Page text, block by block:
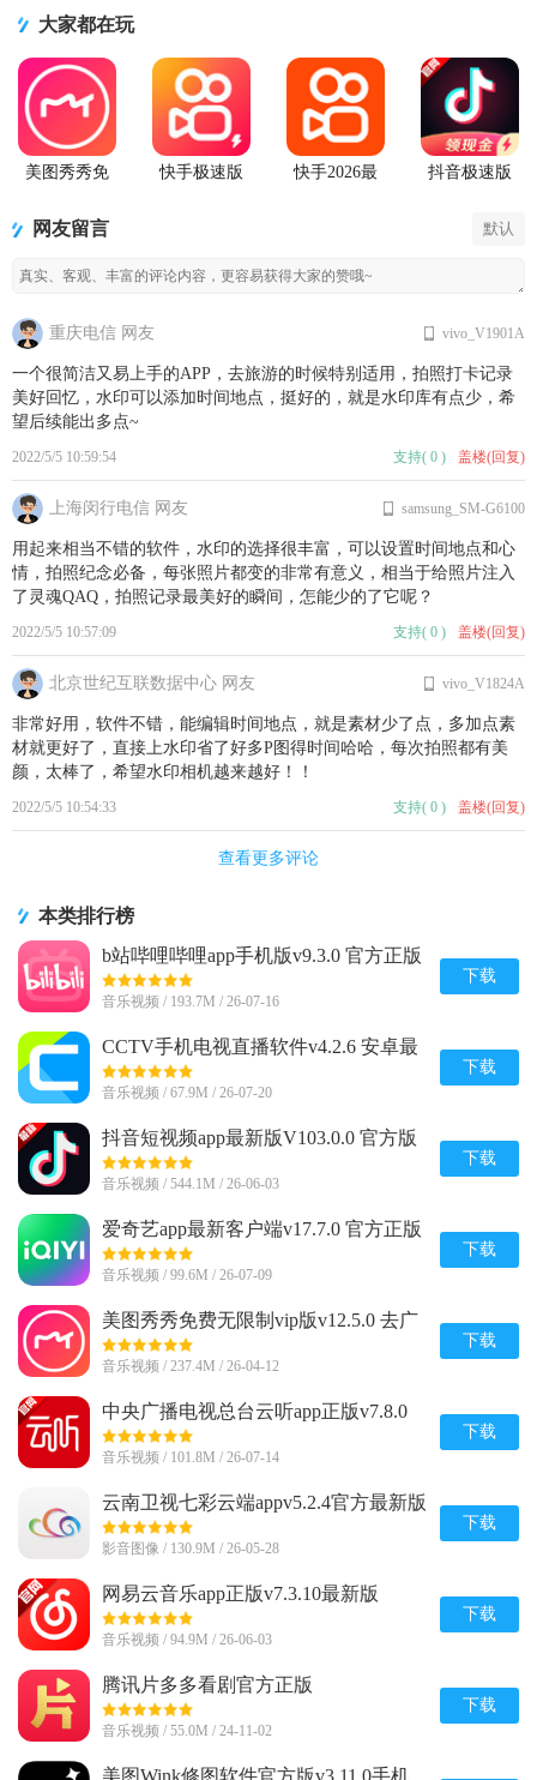
大家都在玩
美图秀秀免
快手极速版
快手2026最
抖音极速版
网友留言 默认
重庆电信 网友
2022/5/5 10:59:54
一个很简洁又易上手的APP，去旅游的时候特别适用，拍照打卡记录
美好回忆，水印可以添加时间地点，挺好的，就是水印库有点少，希
望后续能出多点~
vivo_V1901A
支持( 0 ) 盖楼(回复)
上海闵行电信 网友
2022/5/5 10:57:09
用起来相当不错的软件，水印的选择很丰富，可以设置时间地点和心
情，拍照纪念必备，每张照片都变的非常有意义，相当于给照片注入
了灵魂QAQ，拍照记录最美好的瞬间，怎能少的了它呢？
samsung_SM-G6100
支持( 0 ) 盖楼(回复)
北京世纪互联数据中心 网友
2022/5/5 10:54:33
非常好用，软件不错，能编辑时间地点，就是素材少了点，多加点素
材就更好了，直接上水印省了好多P图得时间哈哈，每次拍照都有美
颜，太棒了，希望水印相机越来越好！！
vivo_V1824A
支持( 0 ) 盖楼(回复)
查看更多评论
本类排行榜
b站哔哩哔哩app手机版v9.3.0 官方正版
音乐视频 / 193.7M / 26-07-16
下载
CCTV手机电视直播软件v4.2.6 安卓最
新版
音乐视频 / 67.9M / 26-07-20
下载
抖音短视频app最新版V103.0.0 官方版
音乐视频 / 544.1M / 26-06-03
下载
爱奇艺app最新客户端v17.7.0 官方正版
音乐视频 / 99.6M / 26-07-09
下载
美图秀秀免费无限制vip版v12.5.0 去广
告会员版
音乐视频 / 237.4M / 26-04-12
下载
中央广播电视总台云听app正版v7.8.0
最新版
音乐视频 / 101.8M / 26-07-14
下载
云南卫视七彩云端appv5.2.4官方最新版
影音图像 / 130.9M / 26-05-28
下载
网易云音乐app正版v7.3.10最新版
音乐视频 / 94.9M / 26-06-03
下载
腾讯片多多看剧官方正版
appv3.23.0.25751官方最新版
音乐视频 / 55.0M / 24-11-02
下载
美图Wink修图软件官方版v3.11.0手机